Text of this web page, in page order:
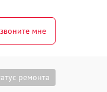
мне
ремонта